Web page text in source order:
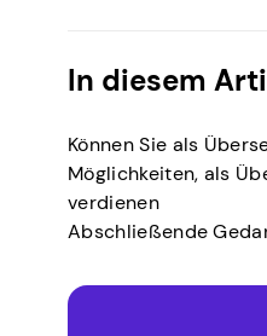
In diesem
Können Sie als
Möglichkeiten, als
verdienen
Abschließende